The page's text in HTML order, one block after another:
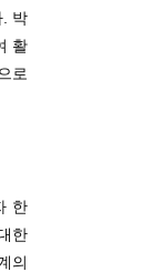
. 박
활
로
한
한
의